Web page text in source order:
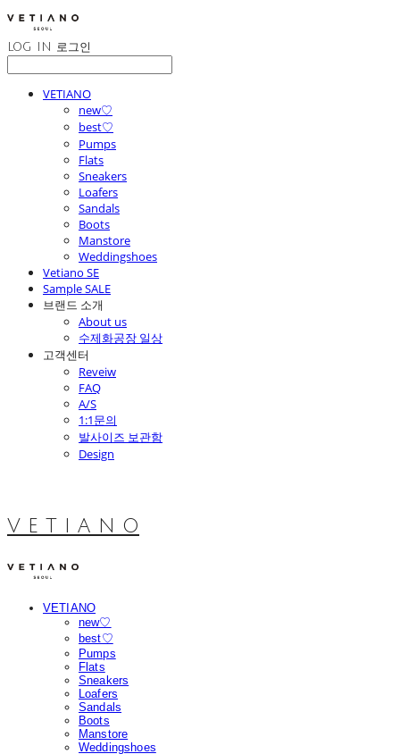
LOG IN 로그인
VETIANO
new♡
best♡
Pumps
Flats
Sneakers
Loafers
Sandals
Boots
Manstore
Weddingshoes
Vetiano SE
Sample SALE
브랜드 소개
About us
수제화공장 일상
고객센터
Reveiw
FAQ
A/S
1:1문의
발사이즈 보관함
Design
V E T I A N O
VETIANO
new♡
best♡
Pumps
Flats
Sneakers
Loafers
Sandals
Boots
Manstore
Weddingshoes